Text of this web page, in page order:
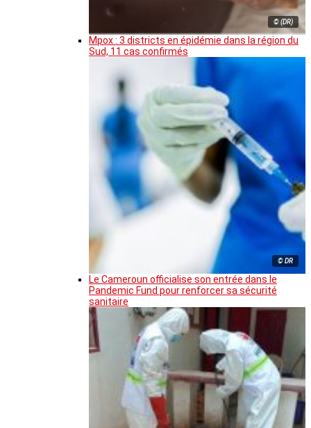
© (DR)
Mpox : 3 districts en épidémie dans la région du
Sud, 11 cas confirmés
© DR
Le Cameroun officialise son entrée dans le
Pandemic Fund pour renforcer sa sécurité
sanitaire